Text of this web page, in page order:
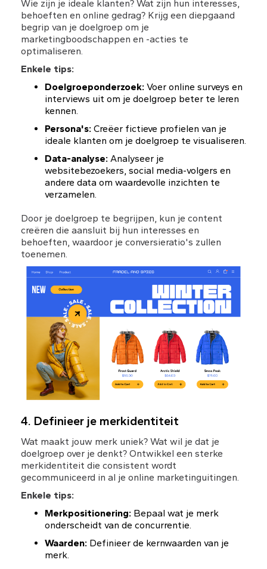
Wie zijn je ideale klanten? Wat zijn hun interesses,
behoeften en online gedrag? Krijg een diepgaand
begrip van je doelgroep om je
marketingboodschappen en -acties te
optimaliseren.
Enkele tips:
Doelgroeponderzoek: Voer online surveys en
interviews uit om je doelgroep beter te leren
kennen.
Persona's: Creëer fictieve profielen van je
ideale klanten om je doelgroep te visualiseren.
Data-analyse: Analyseer je
websitebezoekers, social media-volgers en
andere data om waardevolle inzichten te
verzamelen.
Door je doelgroep te begrijpen, kun je content
creëren die aansluit bij hun interesses en
behoeften, waardoor je conversieratio's zullen
toenemen.
4. Definieer je merkidentiteit
Wat maakt jouw merk uniek? Wat wil je dat je
doelgroep over je denkt? Ontwikkel een sterke
merkidentiteit die consistent wordt
gecommuniceerd in al je online marketinguitingen.
Enkele tips:
Merkpositionering: Bepaal wat je merk
onderscheidt van de concurrentie.
Waarden: Definieer de kernwaarden van je
merk.